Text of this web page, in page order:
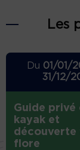
Les
Du 01/01/
31/12/
Guide privé
kayak et
découverte
flore